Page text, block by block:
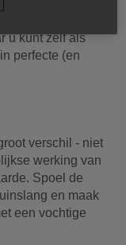
u kunt zelf als
perfecte (en
verschil - niet
werking van
Spoel de
en maak
een vochtige